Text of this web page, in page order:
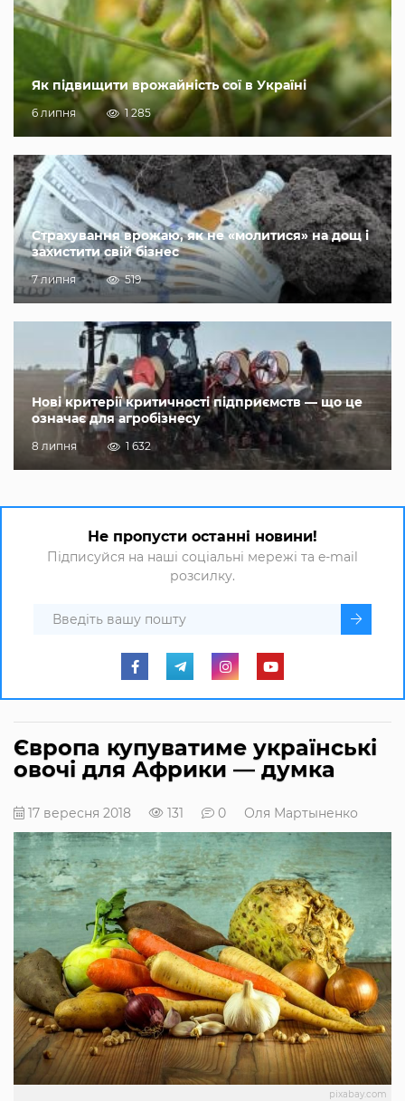
Як підвищити врожайність сої в Україні
6 липня 1 285
Страхування врожаю, як не «молитися» на дощ і
захистити свій бізнес
7 липня 519
Нові критерії критичності підприємств — що це
означає для агробізнесу
8 липня 1 632
Не пропусти останні новини!
Підписуйся на наші соціальні мережі та e-mail
розсилку.
Європа купуватиме українські
овочі для Африки — думка
17 вересня 2018 131 0 Оля Мартыненко
pixabay.com